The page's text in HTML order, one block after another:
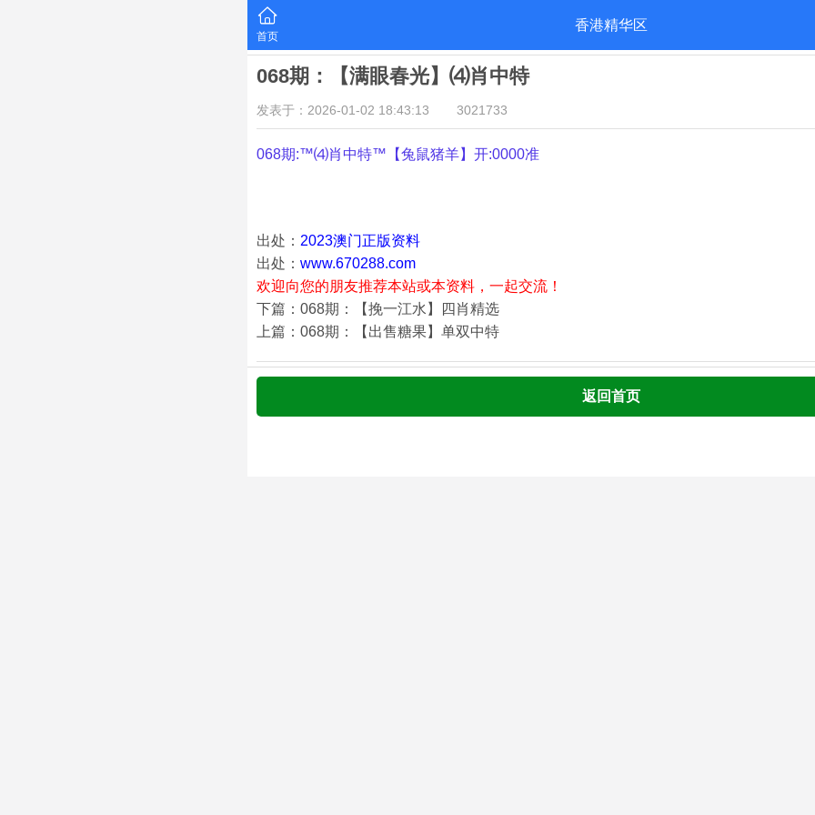
首页
香港精华区
068期：【满眼春光】⑷肖中特
发表于：2026-01-02 18:43:13 3021733
068期:™⑷肖中特™【兔鼠猪羊】开:0000准
出处： 2023澳门正版资料
出处： www.670288.com
欢迎向您的朋友推荐本站或本资料，一起交流！
下篇：068期：【挽一江水】四肖精选
上篇：068期：【出售糖果】单双中特
返回首页